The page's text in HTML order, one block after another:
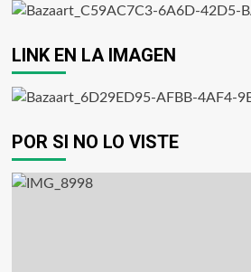
LINK EN LA IMAGEN
POR SI NO LO VISTE